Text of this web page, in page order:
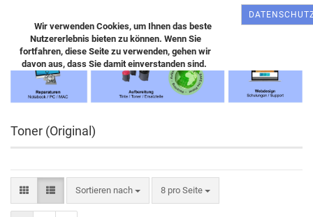
Wir verwenden Cookies, um Ihnen das beste
Nutzererlebnis bieten zu können. Wenn Sie
fortfahren, diese Seite zu verwenden, gehen wir
davon aus, dass Sie damit einverstanden sind.
Toner (Original)
Sortieren nach 8 pro Seite